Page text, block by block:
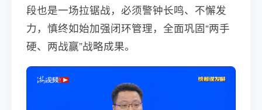
段也是一场拉锯战，必须警钟长鸣、不懈发
力，慎终如始加强闭环管理，全面巩固“两手
硬、两战赢”战略成果。